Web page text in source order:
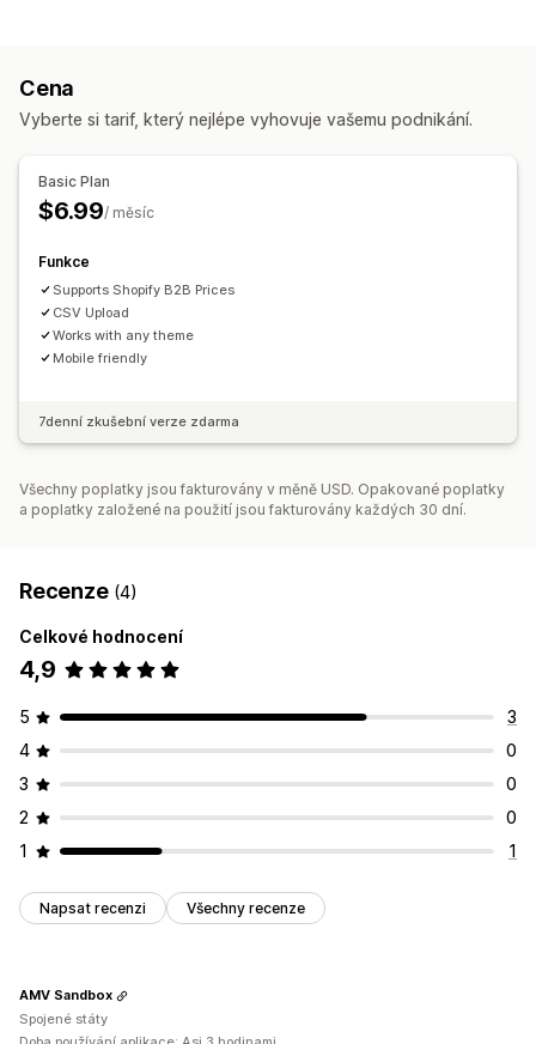
Cena
Vyberte si tarif, který nejlépe vyhovuje vašemu podnikání.
Basic Plan
$6.99/ měsíc
Funkce
Supports Shopify B2B Prices
CSV Upload
Works with any theme
Mobile friendly
7denní zkušební verze zdarma
Všechny poplatky jsou fakturovány v měně USD. Opakované poplatky
a poplatky založené na použití jsou fakturovány každých 30 dní.
Recenze (4)
Celkové hodnocení
4,9
5
3
4
0
3
0
2
0
1
1
Napsat recenzi Všechny recenze
AMV Sandbox
Spojené státy